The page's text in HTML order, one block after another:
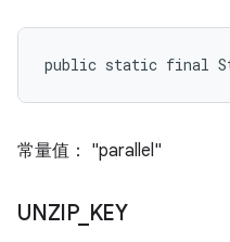
public static final
常量值： "parallel"
UNZIP_ KEY